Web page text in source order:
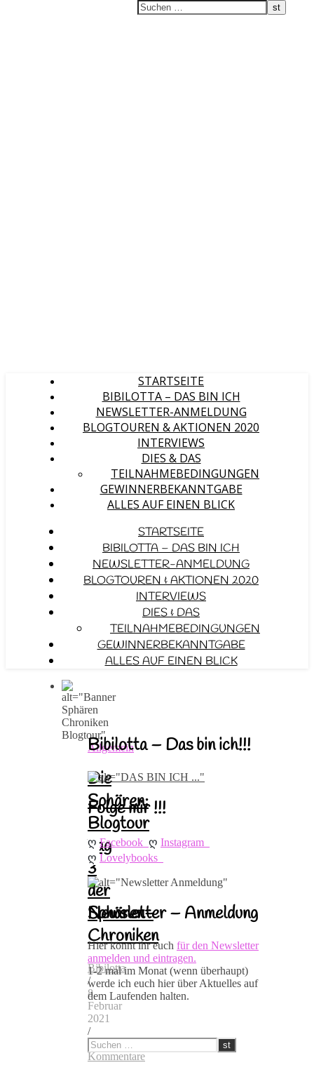
STARTSEITE
BIBILOTTA – DAS BIN ICH
NEWSLETTER-ANMELDUNG
BLOGTOUREN & AKTIONEN 2020
INTERVIEWS
DIES & DAS
TEILNAHMEBEDINGUNGEN
GEWINNERBEKANNTGABE
ALLES AUF EINEN BLICK
STARTSEITE
BIBILOTTA – DAS BIN ICH
NEWSLETTER-ANMELDUNG
BLOGTOUREN & AKTIONEN 2020
INTERVIEWS
DIES & DAS
TEILNAHMEBEDINGUNGEN
GEWINNERBEKANNTGABE
ALLES AUF EINEN BLICK
Allgemein
Die
Sphären:
Blogtour
Tag
3
der
Sphären-
Chroniken
Bibilotta
/
8.
Februar
2021
/
28
Kommentare
Bibilotta – Das bin ich!!!
Folge mir !!!
ღ Facebook ღ Instagram
ღ Lovelybooks
Newsletter – Anmeldung
Hier könnt ihr euch für den Newsletter
anmelden und eintragen.
1-2 mal im Monat (wenn überhaupt)
werde ich euch hier über Aktuelles auf
dem Laufenden halten.